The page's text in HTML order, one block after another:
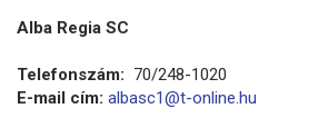
Alba Regia SC
Telefonszám: 70/248-1020
E-mail cím: albasc1@t-online.hu